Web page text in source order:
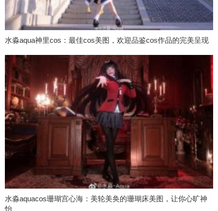
水淼aqua神里cos：最佳cos美图，欢迎品鉴cos作品的完美呈现
水淼aquacos珊瑚宫心海：美轮美奂的珊瑚床美图，让你心旷神
怡